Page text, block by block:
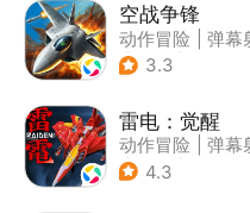
空战争锋
动作冒险
弹幕
| 空战
3.3
雷电：觉醒
动作冒险
弹幕
| 科幻
4.3